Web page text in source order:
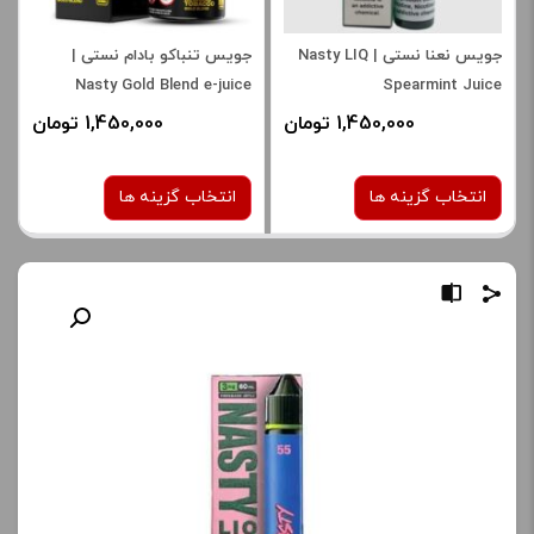
جویس نعنا نستی | Nasty LIQ
Spearmint Juice
1,450,000 تومان
انتخاب گزینه ها
جویس تنباکو بادام نستی |
Nasty Gold Blend e-juice
1,450,000 تومان
انتخاب گزینه ها
برای فعال شدن سبد خرید و
نمایش قیمت ، گزینه های
محصول را از کادر بالا انتخاب